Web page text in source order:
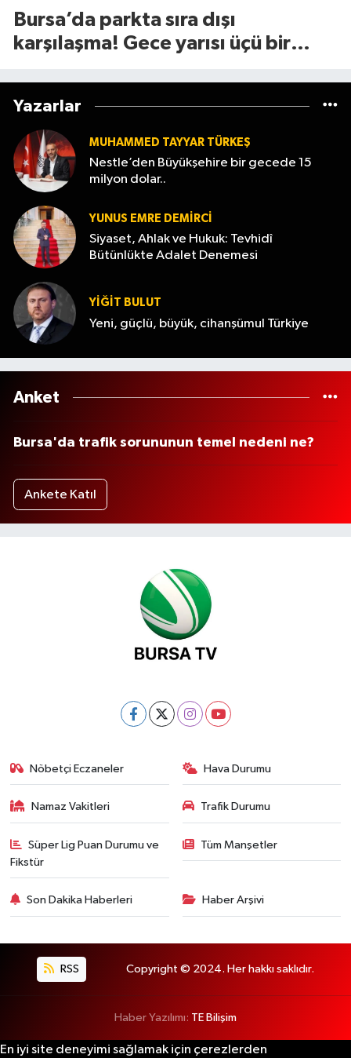
Bursa’da parkta sıra dışı
karşılaşma! Gece yarısı üçü bir
Yazarlar
MUHAMMED TAYYAR TÜRKEŞ
Nestle’den Büyükşehire bir gecede 15
milyon dolar..
YUNUS EMRE DEMIRCI
Siyaset, Ahlak ve Hukuk: Tevhidî
Bütünlükte Adalet Denemesi
YİĞİT BULUT
Yeni, güçlü, büyük, cihanşümul Türkiye
Anket
Bursa'da trafik sorununun temel nedeni ne?
Ankete Katıl
Nöbetçi Eczaneler Hava Durumu
Namaz Vakitleri Trafik Durumu
Süper Lig Puan Durumu ve
Fikstür
Tüm Manşetler
Son Dakika Haberleri Haber Arşivi
RSS Copyright © 2024. Her hakkı saklıdır.
Haber Yazılımı: TE Bilişim
En iyi site deneyimi sağlamak için çerezlerden